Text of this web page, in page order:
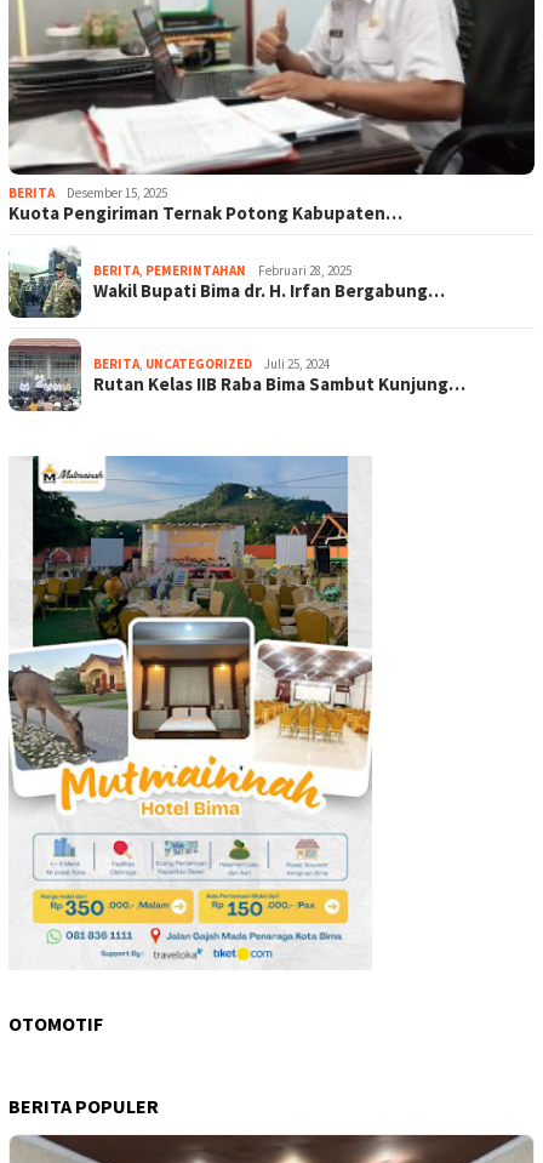
BERITA Desember 15, 2025
Kuota Pengiriman Ternak Potong Kabupaten…
BERITA, PEMERINTAHAN Februari 28, 2025
Wakil Bupati Bima dr. H. Irfan Bergabung…
BERITA, UNCATEGORIZED Juli 25, 2024
Rutan Kelas IIB Raba Bima Sambut Kunjung…
OTOMOTIF
BERITA POPULER